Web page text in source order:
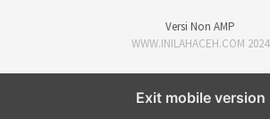
Versi Non AMP
WWW.INILAHACEH.COM 2024
Exit mobile version